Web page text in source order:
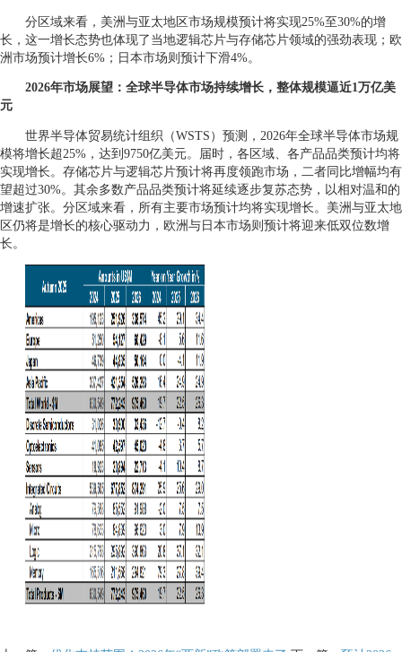
分区域来看，美洲与亚太地区市场规模预计将实现25%至30%的增
长，这一增长态势也体现了当地逻辑芯片与存储芯片领域的强劲表现；欧
洲市场预计增长6% ；日本市场则预计下滑4%。
2026年市场展望：全球半导体市场持续增长，整体规模逼近1万亿美
元
世界半导体贸易统计组织（WSTS ）预测， 2026年全球半导体市场规
模将增长超 25% ，达到 9750亿美元。届时，各区域、各产品品类预计均将
实现增长。存储芯片与逻辑芯片预计将再度领跑市场，二者同比增幅均有
望超过30%。其余多数产品品类预计将延续逐步复苏态势，以相对温和的
增速扩张。分区域来看，所有主要市场预计均将实现增长。美洲与亚太地
区仍将是增长的核心驱动力，欧洲与日本市场则预计将迎来低双位数增
长。